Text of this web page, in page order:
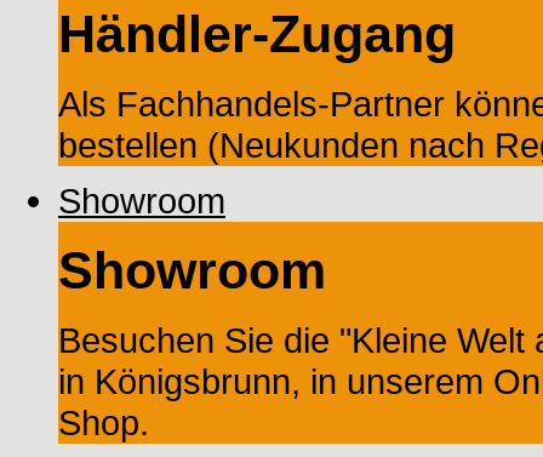
Händler-Zugang
Als Fachhandels-Partner
bestellen (Neukunden nach
Showroom
Showroom
Besuchen Sie die "Kleine
in Königsbrunn, in unserem
Shop.